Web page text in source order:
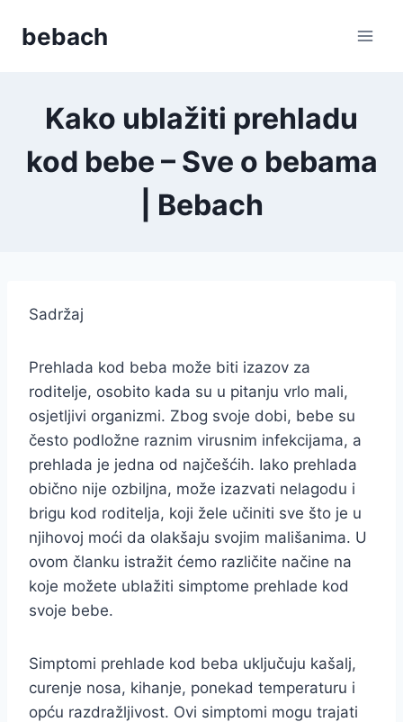
bebach
Kako ublažiti prehladu
kod bebe – Sve o bebama
| Bebach
Sadržaj
Prehlada kod beba može biti izazov za
roditelje, osobito kada su u pitanju vrlo mali,
osjetljivi organizmi. Zbog svoje dobi, bebe su
često podložne raznim virusnim infekcijama, a
prehlada je jedna od najčešćih. Iako prehlada
obično nije ozbiljna, može izazvati nelagodu i
brigu kod roditelja, koji žele učiniti sve što je u
njihovoj moći da olakšaju svojim mališanima. U
ovom članku istražit ćemo različite načine na
koje možete ublažiti simptome prehlade kod
svoje bebe.
Simptomi prehlade kod beba uključuju kašalj,
curenje nosa, kihanje, ponekad temperaturu i
opću razdražljivost. Ovi simptomi mogu trajati